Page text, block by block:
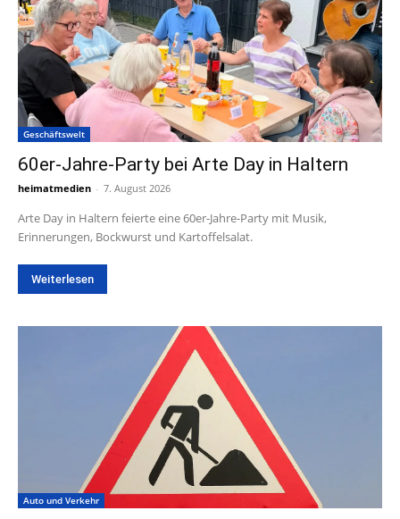
Geschäftswelt
60er-Jahre-Party bei Arte Day in Haltern
heimatmedien - 7. August 2026
Arte Day in Haltern feierte eine 60er-Jahre-Party mit Musik,
Erinnerungen, Bockwurst und Kartoffelsalat.
Weiterlesen
Auto und Verkehr